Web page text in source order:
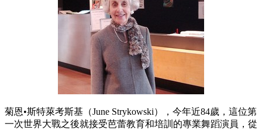
菊恩•斯特萊考斯基（June Strykowski），今年近84歲，這位第
一次世界大戰之後就接受芭蕾教育和培訓的專業舞蹈演員，從